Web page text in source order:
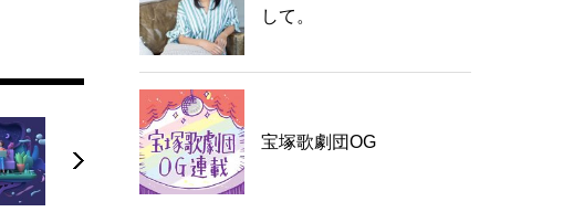
して。
宝塚歌劇団OG